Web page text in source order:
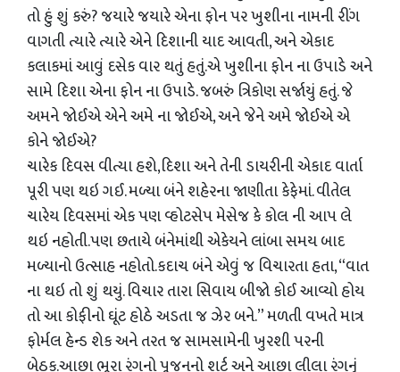
તો હું શું કરું? જયારે જયારે એના ફોન પર ખુશીના નામની રીંગ
વાગતી ત્યારે ત્યારે એને દિશાની યાદ આવતી, અને એકાદ
કલાકમાં આવું દસેક વાર થતું હતું.એ ખુશીના ફોન ના ઉપાડે અને
સામે દિશા એના ફોન ના ઉપાડે. જબરું ત્રિકોણ સર્જાયું હતું. જે
અમને જોઈએ એને અમે ના જોઈએ, અને જેને અમે જોઈએ એ
કોને જોઈએ?
ચારેક દિવસ વીત્યા હશે,દિશા અને તેની ડાયરીની એકાદ વાર્તા
પૂરી પણ થઇ ગઈ. મળ્યા બંને શહેરના જાણીતા કેફેમાં. વીતેલ
ચારેય દિવસમાં એક પણ વ્હોટસેપ મેસેજ કે કોલ ની આપ લે
થઇ નહોતી.પણ છતાયે બંનેમાંથી એકેયને લાંબા સમય બાદ
મળ્યાનો ઉત્સાહ નહોતો.કદાચ બંને એવું જ વિચારતા હતા, “વાત
ના થઇ તો શું થયું. વિચાર તારા સિવાય બીજો કોઈ આવ્યો હોય
તો આ કોફીનો ઘૂંટ હોઠે અડતા જ ઝેર બને.” મળતી વખતે માત્ર
ફોર્મલ હેન્ડ શેક અને તરત જ સામસામેની ખુરશી પરની
બેઠક.આછા ભૂરા રંગનો પૂજનનો શર્ટ અને આછા લીલા રંગનું